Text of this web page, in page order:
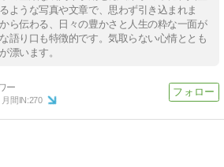
ような写真や文章で、思わず引き込まれま
ら伝わる、日々の豊かさと人生の粋な一面が
語り口も特徴的です。気取らない心情ととも
漂います。
月間IN:270